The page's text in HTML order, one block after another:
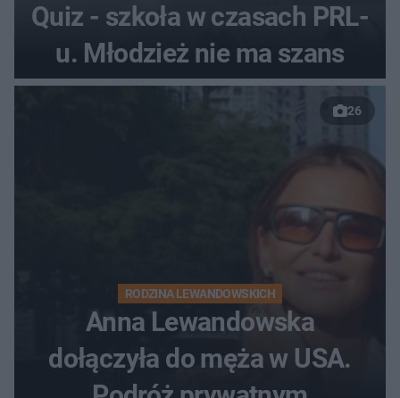
Quiz - szkoła w czasach PRL-
u. Młodzież nie ma szans
26
RODZINA LEWANDOWSKICH
Anna Lewandowska
dołączyła do męża w USA.